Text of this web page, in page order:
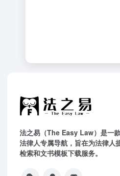
法之易（The Easy Law）是一
法律人专属导航，旨在为法律人
检索和文书模板下载服务。